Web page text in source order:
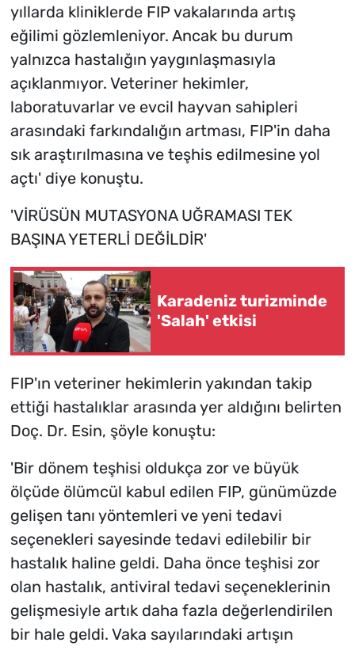
yıllarda kliniklerde FIP vakalarında artış
eğilimi gözlemleniyor. Ancak bu durum
yalnızca hastalığın yaygınlaşmasıyla
açıklanmıyor. Veteriner hekimler,
laboratuvarlar ve evcil hayvan sahipleri
arasındaki farkındalığın artması, FIP'in daha
sık araştırılmasına ve teşhis edilmesine yol
açtı' diye konuştu.
'VİRÜSÜN MUTASYONA UĞRAMASI TEK
BAŞINA YETERLİ DEĞİLDİR'
Karadeniz turizminde
'Salah' etkisi
FIP'ın veteriner hekimlerin yakından takip
ettiği hastalıklar arasında yer aldığını belirten
Doç. Dr. Esin, şöyle konuştu:
'Bir dönem teşhisi oldukça zor ve büyük
ölçüde ölümcül kabul edilen FIP, günümüzde
gelişen tanı yöntemleri ve yeni tedavi
seçenekleri sayesinde tedavi edilebilir bir
hastalık haline geldi. Daha önce teşhisi zor
olan hastalık, antiviral tedavi seçeneklerinin
gelişmesiyle artık daha fazla değerlendirilen
bir hale geldi. Vaka sayılarındaki artışın